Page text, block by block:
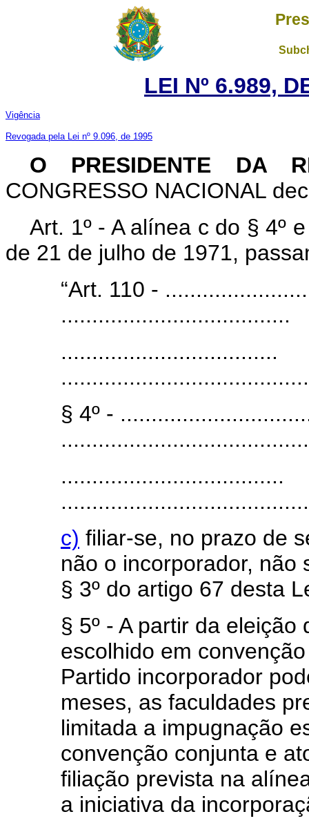
LEI Nº 6.989,
Vigência
Revogada pela Lei nº 9.096, de 1995
O PRESIDENTE DA
CONGRESSO NACIONAL
Art. 1º - A alínea c do § 4º
de 21 de julho de 1971,
“Art. 110 -
.....................................
...................................
§ 4º -
....................................
c) filiar-se, no prazo de
não o incorporador, não
§ 3º do artigo 67 desta
§ 5º - A partir da
escolhido em
Partido incorporador
meses, as faculdades
limitada a impugnação
convenção conjunta e
filiação prevista na
a iniciativa da